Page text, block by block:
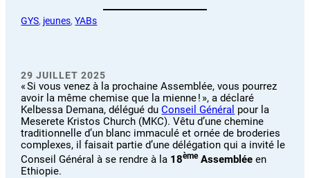
GYS, jeunes, YABs
29 JUILLET 2025
« Si vous venez à la prochaine Assemblée, vous pourrez
avoir la même chemise que la mienne ! », a déclaré
Kelbessa Demana, délégué duConseil Général pour la
Meserete Kristos Church (MKC). Vêtu d’une chemine
traditionnelle d’un blanc immaculé et ornée de broderies
complexes, il faisait partie d’une délégation qui a invité le
Conseil Général à se rendre à la 18èmeAssemblée en
Ethiopie.